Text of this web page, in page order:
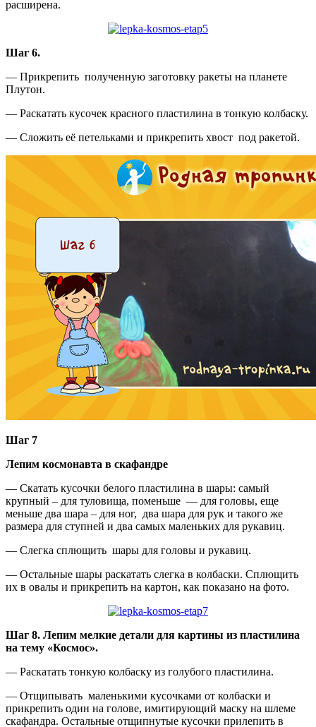
расширена.
Шаг 6.
— Прикрепить полученную заготовку ракеты на планете
Плутон.
— Раскатать кусочек красного пластилина в тонкую колбаску.
— Сложить её петельками и прикрепить хвост под ракетой.
Шаг 7
Лепим космонавта в скафандре
— Скатать кусочки белого пластилина в шары: самый
крупный – для туловища, поменьше — для головы, еще
меньше два шара – для ног, два шара для рук и такого же
размера для ступней и два самых маленьких для рукавиц.
— Слегка сплющить шары для головы и рукавиц.
— Остальные шары раскатать слегка в колбаски. Сплющить
их в овалы и прикрепить на картон, как показано на фото.
Шаг 8. Лепим мелкие детали для картины из пластилина
на тему «Космос».
— Раскатать тонкую колбаску из голубого пластилина.
— Отщипывать маленькими кусочками от колбаски и
прикрепить один на голове, имитирующий маску на шлеме
скафандра. Остальные отщипнутые кусочки прилепить в